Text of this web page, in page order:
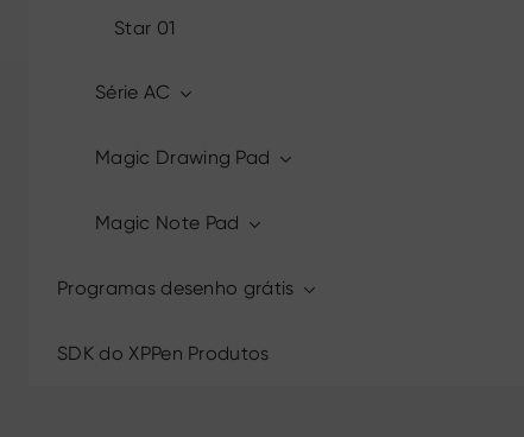
Star 01
Série AC
Magic Drawing Pad
Magic Note Pad
Programas desenho grátis
SDK do XPPen Produtos